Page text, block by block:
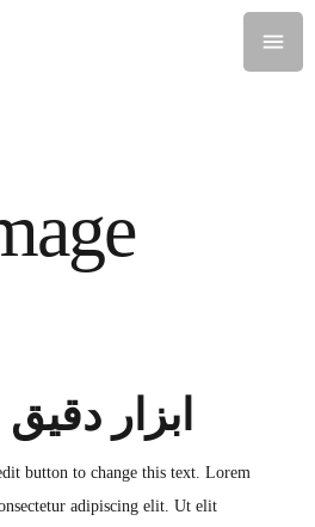
ابزار
button to change this text. Lorem
adipiscing elit. Ut elit